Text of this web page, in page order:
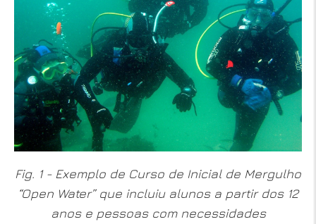
Fig. 1 - Exemplo de Curso de Inicial de Mergulho
“Open Water” que incluiu alunos a partir dos 12
anos e pessoas com necessidades